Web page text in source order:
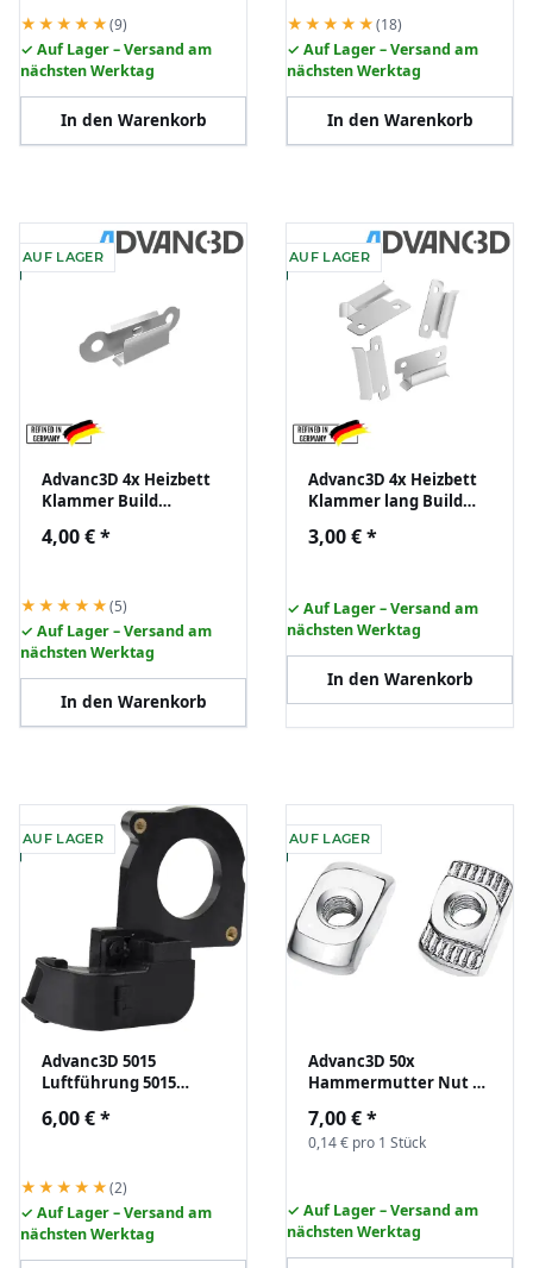
★★★★★(9)
✓ Auf Lager – Versand am
nächsten Werktag
In den Warenkorb
★★★★★(18)
✓ Auf Lager – Versand am
nächsten Werktag
In den Warenkorb
AUF LAGER
Advanc3D 4x Heizbett
Klammer Build
Retainer für Ultimaker
4,00 €*
★★★★★(5)
✓ Auf Lager – Versand am
nächsten Werktag
In den Warenkorb
AUF LAGER
Advanc3D 4x Heizbett
Klammer lang Build
Retainer Back für
3,00 €*
✓ Auf Lager – Versand am
nächsten Werktag
In den Warenkorb
AUF LAGER
Advanc3D 5015
Luftführung 5015
Flashforge Creator Pro
6,00 €*
★★★★★(2)
✓ Auf Lager – Versand am
nächsten Werktag
AUF LAGER
Advanc3D 50x
Hammermutter Nut 6
Aluprofil Nutenstein
7,00 €*
0,14 € pro 1 Stück
✓ Auf Lager – Versand am
nächsten Werktag